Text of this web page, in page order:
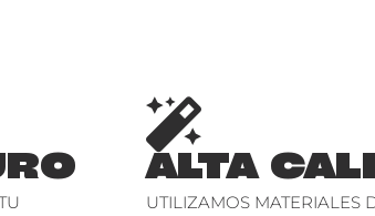
ALTA
UTILIZAMOS MATERIALES